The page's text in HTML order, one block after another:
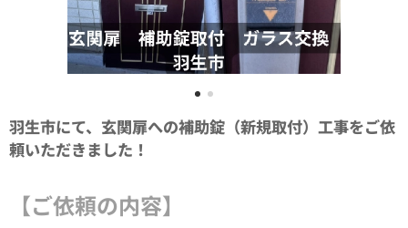
羽生市にて、玄関扉への補助錠（新規取付）工事をご依
頼いただきました！
【ご依頼の内容】